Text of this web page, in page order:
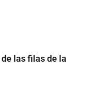
las filas de la